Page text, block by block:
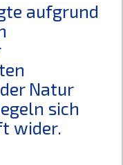
aufgrund
Natur
sich
wider.